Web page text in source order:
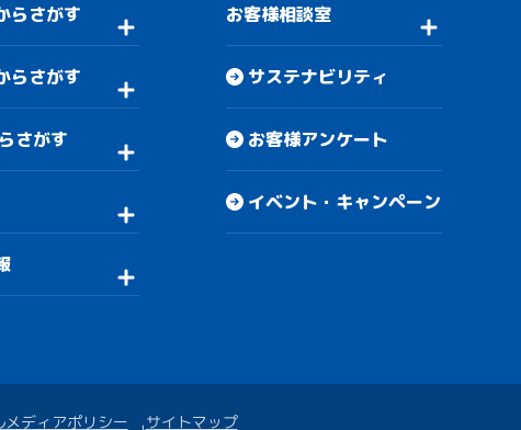
らさがす
らさがす
さがす
お客様相談室
サステナビリティ
お客様アンケート
イベント・キャンペーン
メディアポリシー サイトマップ